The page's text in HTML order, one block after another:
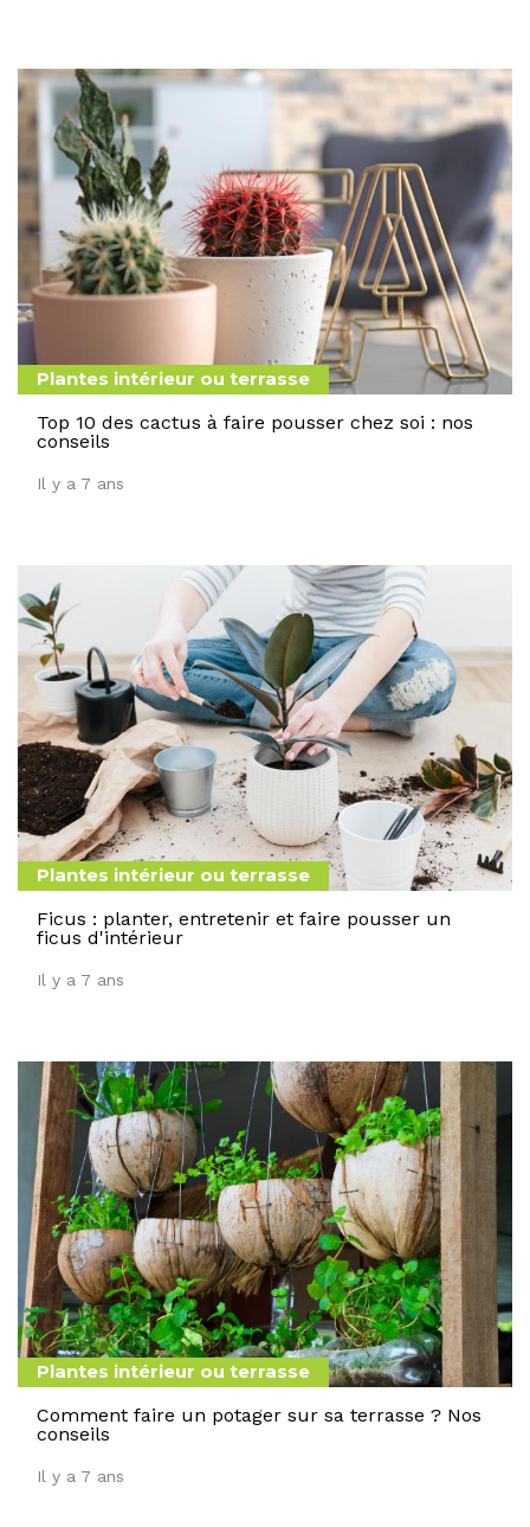
Plantes intérieur ou terrasse
Top 10 des cactus à faire pousser chez soi : nos
conseils
Il y a 7 ans
Plantes intérieur ou terrasse
Ficus : planter, entretenir et faire pousser un
ficus d'intérieur
Il y a 7 ans
Plantes intérieur ou terrasse
Comment faire un potager sur sa terrasse ? Nos
conseils
Il y a 7 ans